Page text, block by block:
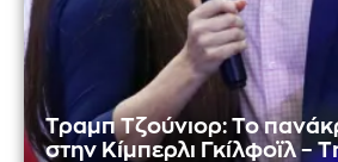
Τραμπ Τζούνιορ: Το
στην Κίμπερλι Γκίλφοϊλ –